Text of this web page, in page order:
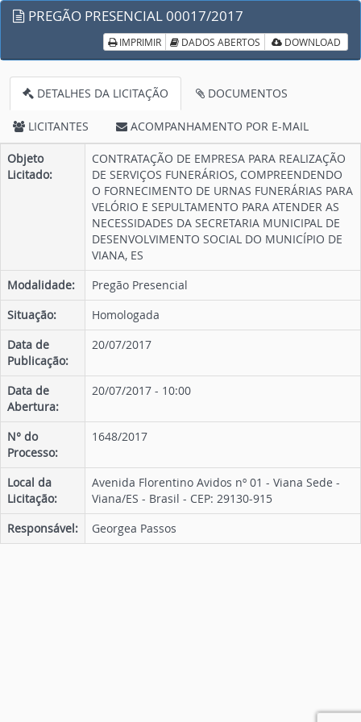
PREGÃO PRESENCIAL 00017/2017
IMPRIMIR DADOS ABERTOS DOWNLOAD
DETALHES DA LICITAÇÃO DOCUMENTOS
LICITANTES ACOMPANHAMENTO POR E-MAIL
Objeto
Licitado:
CONTRATAÇÃO DE EMPRESA PARA REALIZAÇÃO
DE SERVIÇOS FUNERÁRIOS, COMPREENDENDO
O FORNECIMENTO DE URNAS FUNERÁRIAS PARA
VELÓRIO E SEPULTAMENTO PARA ATENDER AS
NECESSIDADES DA SECRETARIA MUNICIPAL DE
DESENVOLVIMENTO SOCIAL DO MUNICÍPIO DE
VIANA, ES
Modalidade:
Pregão Presencial
Situação:
Homologada
Data de
Publicação:
20/07/2017
Data de
Abertura:
20/07/2017 - 10:00
N° do
Processo:
1648/2017
Local da
Licitação:
Avenida Florentino Avidos nº 01 - Viana Sede -
Viana/ES - Brasil - CEP: 29130-915
Responsável:
Georgea Passos